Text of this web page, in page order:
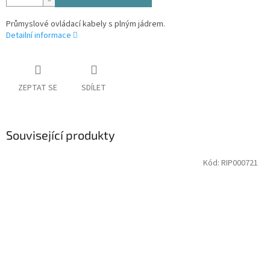
Průmyslové ovládací kabely s plným jádrem.
Detailní informace
ZEPTAT SE SDÍLET
Související produkty
Kód: RIP000721